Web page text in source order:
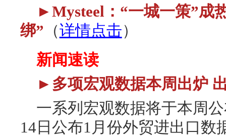
►Mysteel：“一城一策”成
绑” （详情点击）
新闻速读
►多项宏观数据本周出炉
一系列宏观数据将于本周
14日公布1月份外贸进出口数